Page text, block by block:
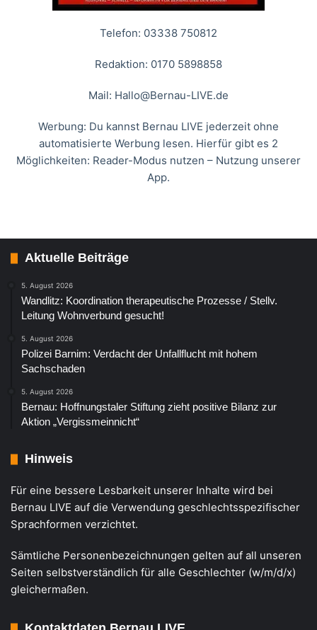
Telefon: 03338 750812
Redaktion: 0170 5898858
Mail: Hallo@Bernau-LIVE.de
Werbung: Du kannst Bernau LIVE jederzeit ohne
automatisierte Werbung lesen. Hierfür gibt es 2
Möglichkeiten: Reader-Modus nutzen – Nutzung unserer
App.
Aktuelle Beiträge
5. August 2026
Wandlitz: Koordination therapeutische Prozesse / Stellv.
Leitung Wohnverbund gesucht!
5. August 2026
Polizei Barnim: Verdacht der Unfallflucht mit hohem
Sachschaden
5. August 2026
Bernau: Hoffnungstaler Stiftung zieht positive Bilanz zur
Aktion „Vergissmeinnicht“
Hinweis
Für eine bessere Lesbarkeit unserer Inhalte wird bei
Bernau LIVE auf die Verwendung geschlechtsspezifischer
Sprachformen verzichtet.
Sämtliche Personenbezeichnungen gelten auf all unseren
Seiten selbstverständlich für alle Geschlechter (w/m/d/x)
gleichermaßen.